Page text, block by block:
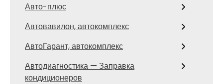
Авто-плюс
Автовавилон, автокомплекс
АвтоГарант, автокомплекс
Автодиагностика — Заправка
кондиционеров